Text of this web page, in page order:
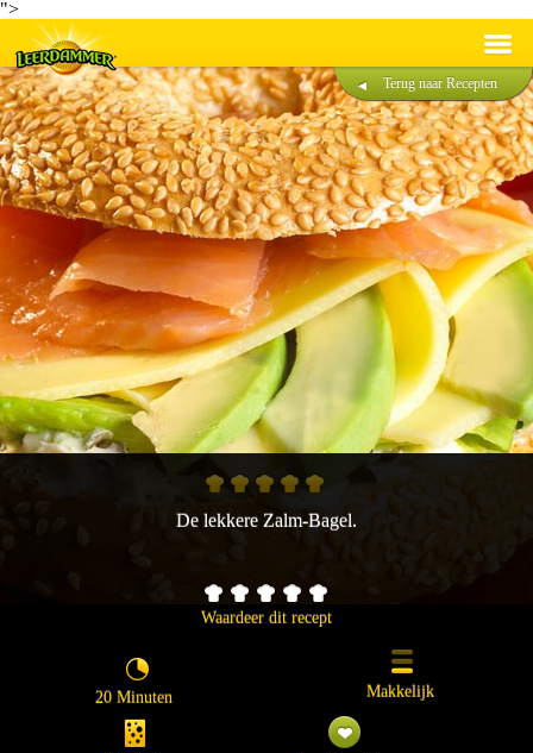
">
Recepten
Producten
Duurzaamheid
Over Leerdammer
Contact
Nederlands Français
Terug naar Recepten
De lekkere Zalm-Bagel.
Waardeer dit recept
20 Minuten Makkelijk